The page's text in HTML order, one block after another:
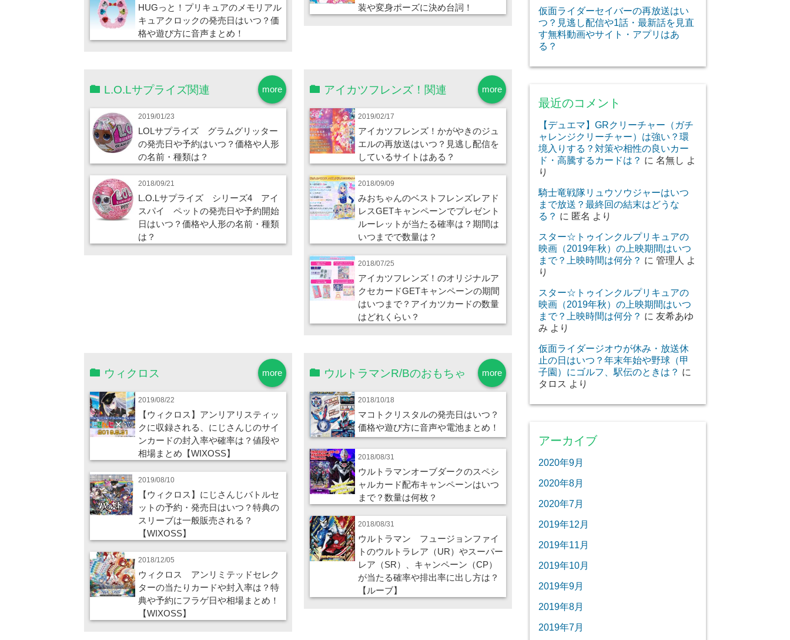
HUGっと！プリキュアのメモリアル
キュアクロックの発売日はいつ？価
格や遊び方に音声まとめ！
装や変身ポーズに決め台詞！
more
L.O.Lサプライズ関連
2019/01/23
LOLサプライズ グラムグリッター
の発売日や予約はいつ？価格や人形
の名前・種類は？
2018/09/21
L.O.Lサプライズ シリーズ4 アイ
スパイ ペットの発売日や予約開始
日はいつ？価格や人形の名前・種類
は？
more
アイカツフレンズ！関連
2019/02/17
アイカツフレンズ！かがやきのジュ
エルの再放送はいつ？見逃し配信を
しているサイトはある？
2018/09/09
みおちゃんのベストフレンズレアド
レスGETキャンペーンでプレゼント
ルーレットが当たる確率は？期間は
いつまでで数量は？
2018/07/25
アイカツフレンズ！のオリジナルア
クセカードGETキャンペーンの期間
はいつまで？アイカツカードの数量
はどれくらい？
more
ウィクロス
2019/08/22
【ウィクロス】アンリアリスティッ
クに収録される、にじさんじのサイ
ンカードの封入率や確率は？値段や
相場まとめ【WIXOSS】
2019/08/10
【ウィクロス】にじさんじバトルセ
ットの予約・発売日はいつ？特典の
スリーブは一般販売される？
【WIXOSS】
2018/12/05
ウィクロス アンリミテッドセレク
ターの当たりカードや封入率は？特
典や予約にフラゲ日や相場まとめ！
【WIXOSS】
more
ウルトラマンR/Bのおもちゃ
2018/10/18
マコトクリスタルの発売日はいつ？
価格や遊び方に音声や電池まとめ！
2018/08/31
ウルトラマンオーブダークのスペシ
ャルカード配布キャンペーンはいつ
まで？数量は何枚？
2018/08/31
ウルトラマン フュージョンファイ
トのウルトラレア（UR）やスーパー
レア（SR）、キャンペーン（CP）
が当たる確率や排出率に出し方は？
【ルーブ】
仮面ライダーセイバーの再放送はい
つ？見逃し配信や1話・最新話を見直
す無料動画やサイト・アプリはあ
る？
最近のコメント
【デュエマ】GRクリーチャー（ガチ
ャレンジクリーチャー）は強い？環
境入りする？対策や相性の良いカー
ド・高騰するカードは？ に 名無し よ
り
騎士竜戦隊リュウソウジャーはいつ
まで放送？最終回の結末はどうな
る？ に 匿名 より
スター☆トゥインクルプリキュアの
映画（2019年秋）の上映期間はいつ
まで？上映時間は何分？ に 管理人 よ
り
スター☆トゥインクルプリキュアの
映画（2019年秋）の上映期間はいつ
まで？上映時間は何分？ に 友希あゆ
み より
仮面ライダージオウが休み・放送休
止の日はいつ？年末年始や野球（甲
子園）にゴルフ、駅伝のときは？ に
タロス より
アーカイブ
2020年9月
2020年8月
2020年7月
2019年12月
2019年11月
2019年10月
2019年9月
2019年8月
2019年7月